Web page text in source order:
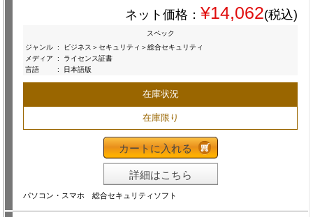
ネット価格： ¥14,062(税込)
スペック
ジャンル :
ビジネス＞セキュリティ＞総合セキュリティ
メディア
:
ライセンス証書
言語
: 日本語版
在庫状況
在庫限り
カートに入れる
詳細はこちら
パソコン・スマホ 総合セキュリティソフト